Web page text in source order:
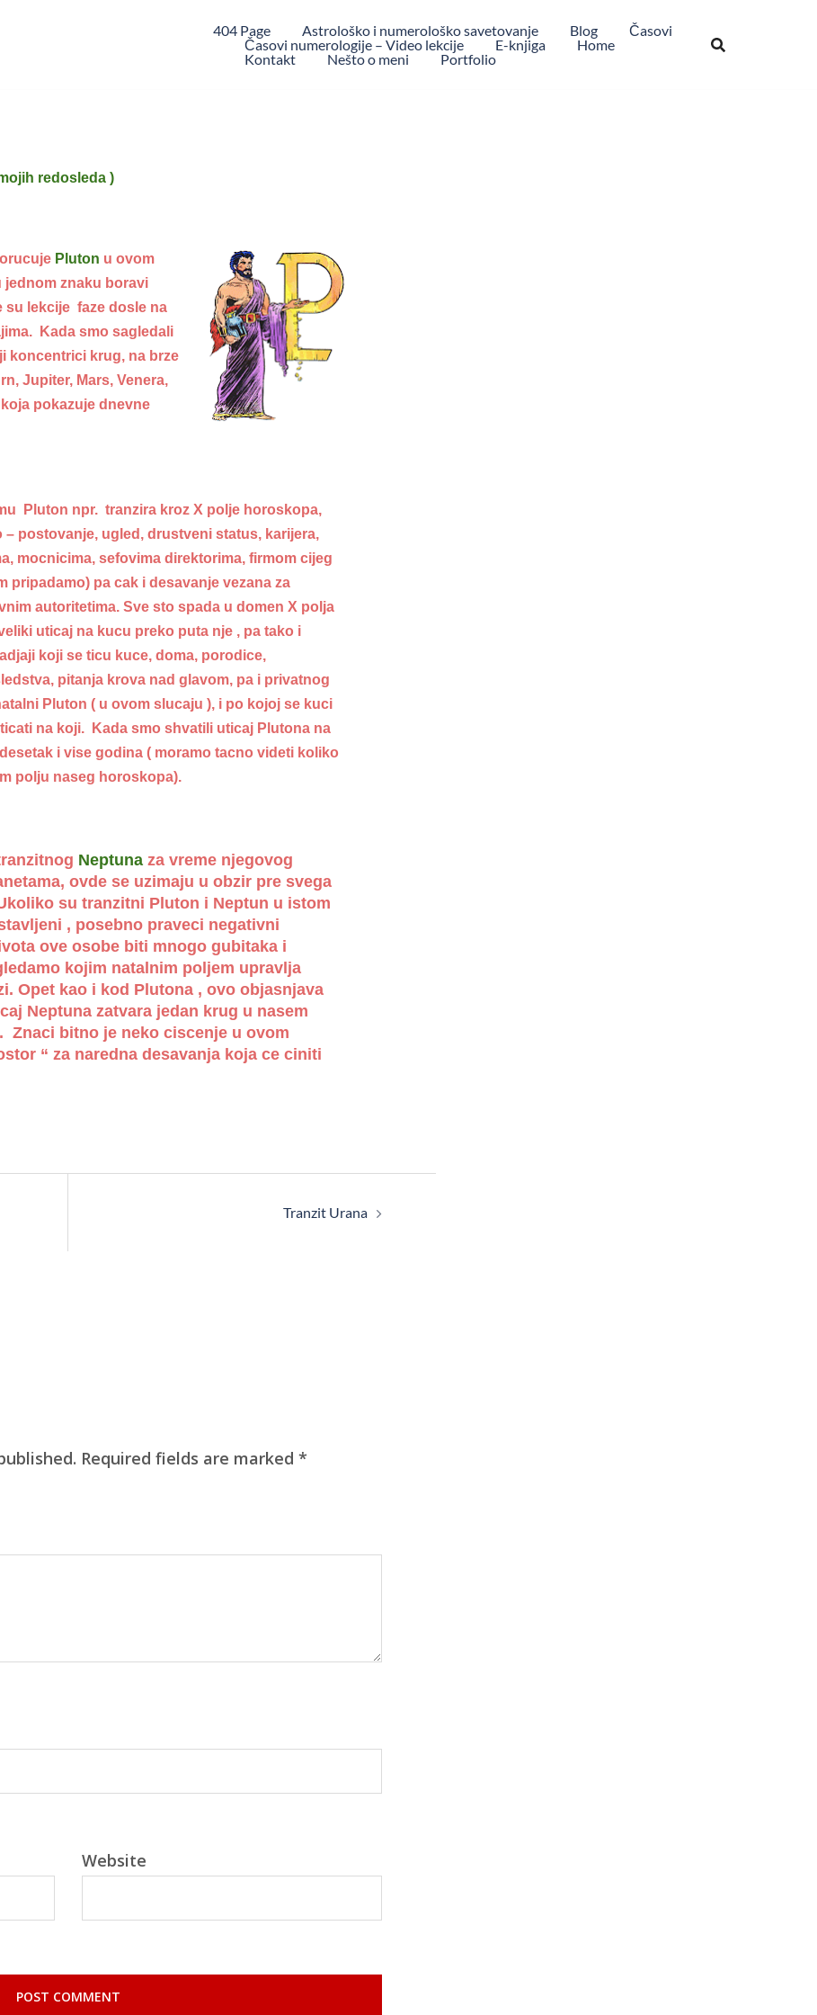
404 Page Astrološko i numerološko savetovanje Blog
Časovi
Časovi numerologije – Video lekcije
E-knjiga
Home
Kontakt
Nešto o meni Portfolio
redosleda )
Pluton u ovom
jednom znaku boravi
su lekcije faze dosle na
Kada smo sagledali
koncentrici krug, na brze
Jupiter, Mars, Venera,
pokazuje dnevne
Pluton npr. tranzira kroz X polje horoskopa,
postovanje, ugled, drustveni status, karijera,
mocnicima, sefovima direktorima, firmom cijeg
pripadamo) pa cak i desavanje vezana za
autoritetima. Sve sto spada u domen X polja
uticaj na kucu preko puta nje , pa tako i
koji se ticu kuce, doma, porodice,
pitanja krova nad glavom, pa i privatnog
Pluton ( u ovom slucaju ), i po kojoj se kuci
na koji. Kada smo shvatili uticaj Plutona na
i vise godina ( moramo tacno videti koliko
polju naseg horoskopa).
Neptuna za vreme njegovog
ovde se uzimaju u obzir pre svega
su tranzitni Pluton i Neptun u istom
, posebno praveci negativni
ove osobe biti mnogo gubitaka i
kojim natalnim poljem upravlja
Opet kao i kod Plutona , ovo objasnjava
Neptuna zatvara jedan krug u nasem
Znaci bitno je neko ciscenje u ovom
“ za naredna desavanja koja ce ciniti
Tranzit Urana
Required fields are marked *
Website